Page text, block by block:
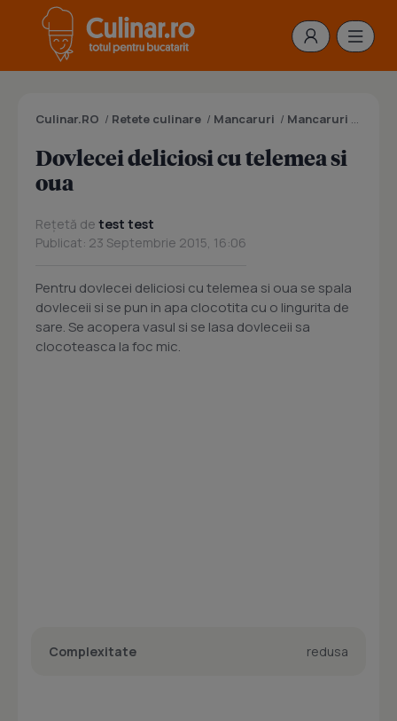
Culinar.RO / Retete culinare / Mancaruri / Mancaruri cu legume
Dovlecei deliciosi cu telemea si
oua
Rețetă de test test
Publicat: 23 Septembrie 2015, 16:06
Pentru dovlecei deliciosi cu telemea si oua se spala
dovleceii si se pun in apa clocotita cu o lingurita de
sare. Se acopera vasul si se lasa dovleceii sa
clocoteasca la foc mic.
Complexitate redusa